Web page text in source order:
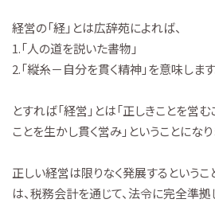
経営の「経」とは広辞苑によれば、
1.「人の道を説いた書物」
2.「縦糸－自分を貫く精神」を意味します
とすれば「経営」とは「正しきことを営む
ことを生かし貫く営み」ということになり
正しい経営は限りなく発展するというこ
は、税務会計を通じて、法令に完全準